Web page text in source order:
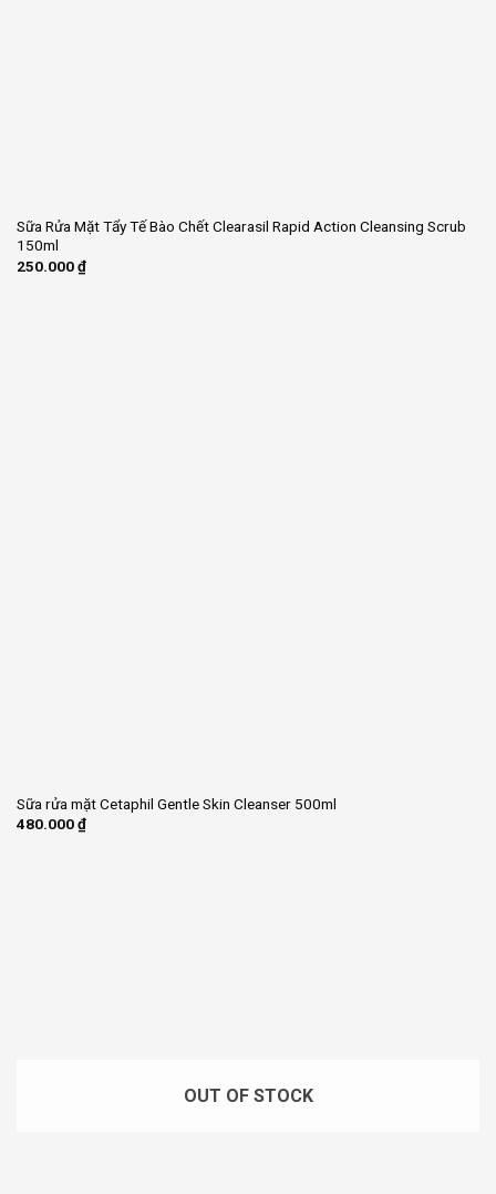
Sữa Rửa Mặt Tẩy Tế Bào Chết Clearasil Rapid Action Cleansing Scrub
150ml
250.000₫
Sữa rửa mặt Cetaphil Gentle Skin Cleanser 500ml
480.000₫
OUT OF STOCK